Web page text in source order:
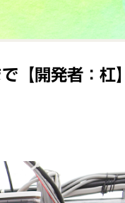
【開発者：杠】